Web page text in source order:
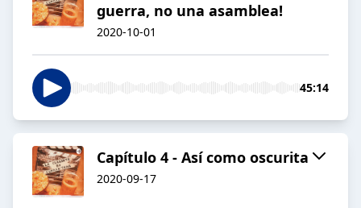
guerra, no una asamblea!
2020-10-01
45:14
Capítulo 4 - Así como oscurita
2020-09-17